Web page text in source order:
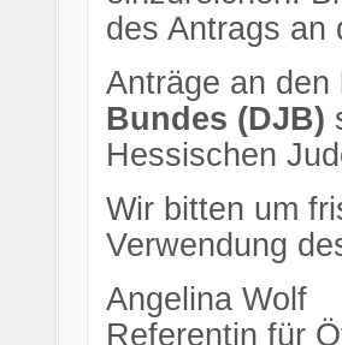
des Antrags an
Anträge an den
Bundes (DJB)
Hessischen
Wir bitten um
Verwendung
Angelina Wolf
Referentin für